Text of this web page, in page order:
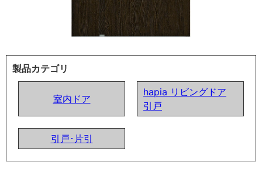
製品カテゴリ
室内ドア
hapia リビングドア
引戸
引戸･片引